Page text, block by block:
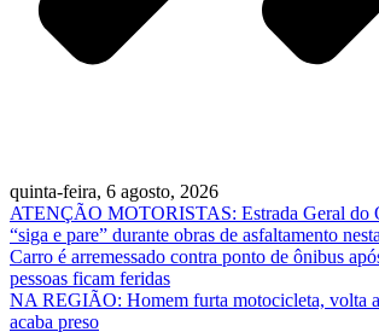
quinta-feira, 6 agosto, 2026
ATENÇÃO MOTORISTAS: Estrada Geral do
“siga e pare” durante obras de asfaltamento
Carro é arremessado contra ponto de ônibus
pessoas ficam feridas
NA REGIÃO: Homem furta motocicleta, volta
acaba preso